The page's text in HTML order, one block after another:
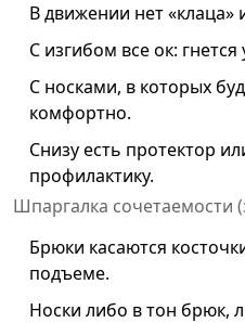
В движении нет «клаца»
С изгибом все ок:
С носками, в которых
комфортно.
Снизу есть протектор
профилактику.
Шпаргалка сочетаемости
Брюки касаются
подъеме.
Носки либо в тон брюк,